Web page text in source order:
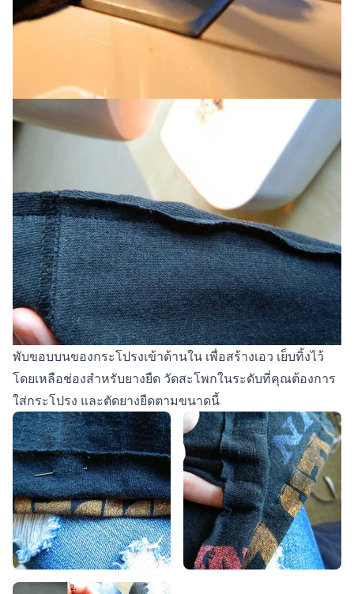
พับขอบบนของกระโปรงเข้าด้านใน เพื่อสร้างเอว เย็บทิ้งไว้
โดยเหลือช่องสำหรับยางยืด วัดสะโพกในระดับที่คุณต้องการ
ใส่กระโปรง และตัดยางยืดตามขนาดนี้